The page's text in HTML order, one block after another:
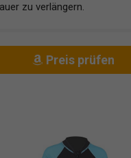
zu verlängern.
Preis prüfen